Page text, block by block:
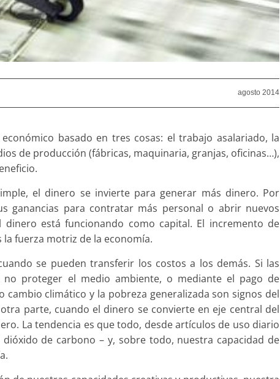
agosto 2014
basado en tres cosas: el trabajo asalariado, la
de producción (fábricas, maquinaria, granjas, oficinas…),
el dinero se invierte para generar más dinero. Por
ganancias para contratar más personal o abrir nuevos
dinero está funcionando como capital. El incremento de
fuerza motriz de la economía.
se pueden transferir los costos a los demás. Si las
proteger el medio ambiente, o mediante el pago de
cambio climático y la pobreza generalizada son signos del
parte, cuando el dinero se convierte en eje central del
La tendencia es que todo, desde artículos de uso diario
de carbono – y, sobre todo, nuestra capacidad de